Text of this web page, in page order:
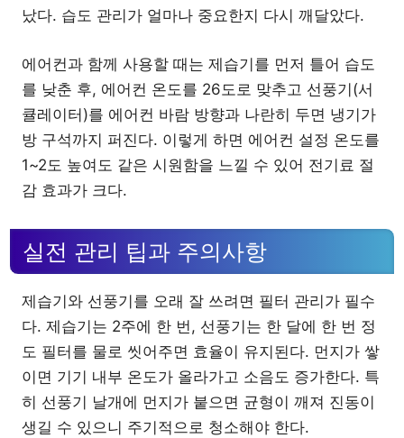
났다. 습도 관리가 얼마나 중요한지 다시 깨달았다.
에어컨과 함께 사용할 때는 제습기를 먼저 틀어 습도
를 낮춘 후, 에어컨 온도를 26도로 맞추고 선풍기(서
큘레이터)를 에어컨 바람 방향과 나란히 두면 냉기가
방 구석까지 퍼진다. 이렇게 하면 에어컨 설정 온도를
1~2도 높여도 같은 시원함을 느낄 수 있어 전기료 절
감 효과가 크다.
실전 관리 팁과 주의사항
제습기와 선풍기를 오래 잘 쓰려면 필터 관리가 필수
다. 제습기는 2주에 한 번, 선풍기는 한 달에 한 번 정
도 필터를 물로 씻어주면 효율이 유지된다. 먼지가 쌓
이면 기기 내부 온도가 올라가고 소음도 증가한다. 특
히 선풍기 날개에 먼지가 붙으면 균형이 깨져 진동이
생길 수 있으니 주기적으로 청소해야 한다.